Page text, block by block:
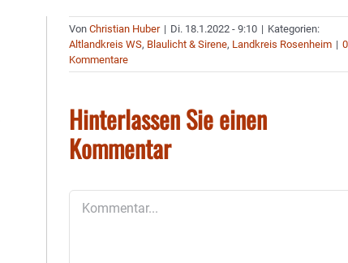
VonChristian Huber | Di. 18.1.2022 - 9:10 | Kategorien:
Altlandkreis WS, Blaulicht & Sirene, Landkreis Rosenheim | 0
Kommentare
Hinterlassen Sie einen
Kommentar